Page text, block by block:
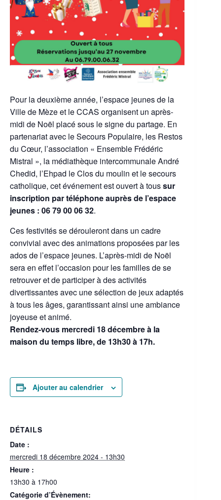
Pour la deuxième année, l’espace jeunes de la
Ville de Mèze et le CCAS organisent un après-
midi de Noël placé sous le signe du partage. En
partenariat avec le Secours Populaire, les Restos
du Cœur, l’association « Ensemble Frédéric
Mistral », la médiathèque intercommunale André
Chedid, l’Ehpad le Clos du moulin et le secours
catholique, cet événement est ouvert à toussur
inscription par téléphone auprès de l’espace
jeunes : 06 79 00 06 32.
Ces festivités se dérouleront dans un cadre
convivial avec des animations proposées par les
ados de l’espace jeunes. L’après-midi de Noël
sera en effet l’occasion pour les familles de se
retrouver et de participer à des activités
divertissantes avec une sélection de jeux adaptés
à tous les âges, garantissant ainsi une ambiance
joyeuse et animé.
Rendez-vous mercredi 18 décembre à la
maison du temps libre, de 13h30 à 17h.
Ajouter au calendrier
DÉTAILS
Date :
mercredi 18 décembre 2024 - 13h30
Heure :
13h30 à 17h00
Catégorie d’Évènement: